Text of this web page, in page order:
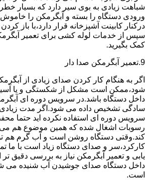
شباهت زیادی به بوی سیر دارد که بسیار
ورودی دستگاه را بسته و آبگرمکن را خاموش
درکنار کابینت آشپزخانه قرار دارد،با باز کردن
سپس از خدمات لوله کشی برای تعمیر
کمک بگیرید.
9.تعمیر آبگرمکن صدا دار
اگر به هنگام کار کردن صدای زیادی از
شود،ممکن است مشکل از شکستگی و یا
داخل دستگاه باشد.در سرویس دوره ای
سادگی تشخیص داده می شود.اگر مدت
سرویس دوره ای استفاده نکرده اید حتما
رسوبات اشغال شده که همین موضوع هم می
کند.وقتی دستگاه روشن است و آب گرم هم
کارکرد،سر و صدای دستگاه زیاد است با ما
یابی و تعمیر آبگرمکن نیاز به بررسی دقیق
داخل دستگاه صدای جوشیدن آب شنیده می
است.